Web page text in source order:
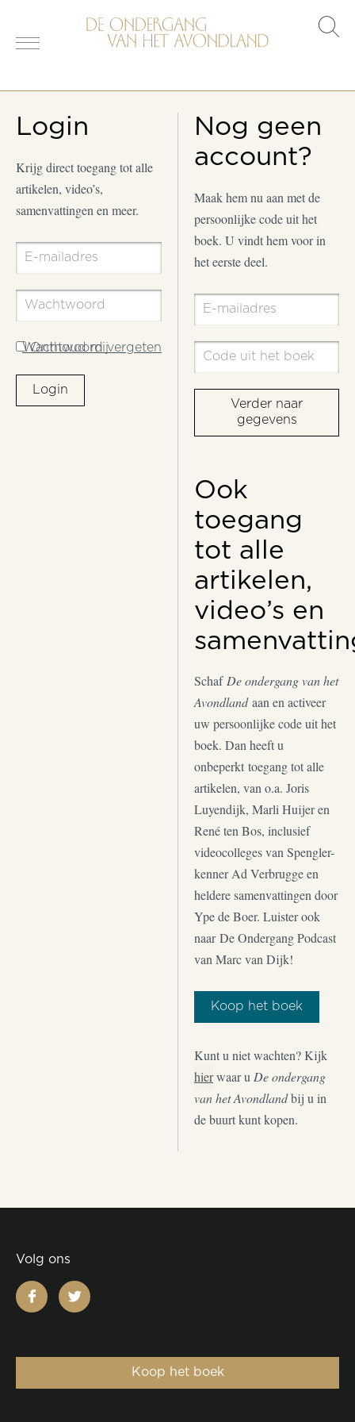
Login
Krijg direct toegang tot alle
artikelen, video’s,
samenvattingen en meer.
Wachtwoord vergeten
Onthoud mij
Login
Nog geen
account?
Maak hem nu aan met de
persoonlijke code uit het
boek. U vindt hem voor in
het eerste deel.
Verder naar
gegevens
Ook
toegang
tot alle
artikelen,
video’s en
Schaf De ondergang van het
Avondlandaan en activeer
uw persoonlijke code uit het
boek. Dan heeft u
onbeperkt toegang tot alle
artikelen, van o.a. Joris
Luyendijk, Marli Huijer en
René ten Bos, inclusief
videocolleges van Spengler-
kenner Ad Verbrugge en
heldere samenvattingen door
Ype de Boer. Luister ook
naar De Ondergang Podcast
van Marc van Dijk!
Koop het boek
Kunt u niet wachten? Kijk
hierwaar u De ondergang
van het Avondlandbij u in
de buurt kunt kopen.
Volg ons
facebooktwitter
Koop het boek